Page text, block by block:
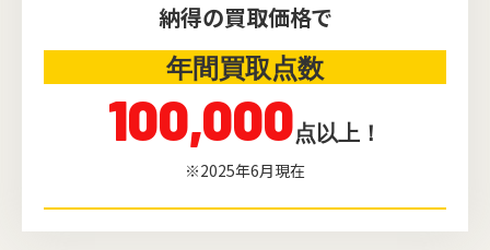
納得の買取価格で
年間買取点数
100,000点以上！
※2025年6月現在